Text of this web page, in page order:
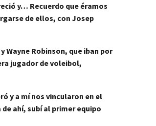
y… Recuerdo que éramos
de ellos, con Josep
Wayne Robinson, que iban por
jugador de voleibol,
y a mí nos vincularon en el
ahí, subí al primer equipo